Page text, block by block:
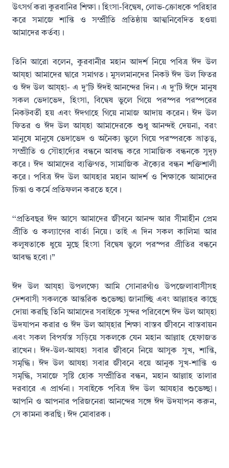
উৎসর্গ করা কুরবানির শিক্ষা। হিংসা-বিদ্বেষ, লোভ-ক্রোধকে পরিহার
করে সমাজে শান্তি ও সম্প্রীতি প্রতিষ্ঠায় আত্মনিবেদিত হওয়া
আমাদের কর্তব্য।
তিনি আরো বলেন, কুরবানীর মহান আদর্শ নিয়ে পবিত্র ঈদ উল
আয্হা আমাদের দ্বারে সমাগত। মুসলমানদের নিকট ঈদ উল ফিতর
ও ঈদ উল আয্হা- এ দু’টি ঈদই আনন্দের দিন। এ দু‘টি ঈদে মানুষ
সকল ভেদাভেদ, হিংসা, বিদ্বেষ ভুলে গিয়ে পরস্পর পরস্পরের
নিকটবর্তী হয় এবং ঈদগাহে গিয়ে নামাজ আদায় করেন। ঈদ উল
ফিতর ও ঈদ উল আয্হা আমাদেরকে শুধু আনন্দই দেয়না, বরং
মানুষে মানুষে ভেদাভেদ ও অনৈক্য ভুলে গিয়ে পরস্পরকে ভ্রাতৃত্ব,
সম্প্রীতি ও সৌহার্দ্যের বন্ধনে আবদ্ধ করে সামাজিক বন্ধনকে সুদৃঢ়
করে। ঈদ আমাদের ব্যক্তিগত, সামাজিক ঐক্যের বন্ধন শক্তিশালী
করে। পবিত্র ঈদ উল আযহার মহান আদর্শ ও শিক্ষাকে আমাদের
চিন্তা ও কর্মে প্রতিফলন করতে হবে।
‘‘প্রতিবছর ঈদ আসে আমাদের জীবনে আনন্দ আর সীমাহীন প্রেম
প্রীতি ও কল্যাণের বার্তা নিয়ে। তাই এ দিন সকল কালিমা আর
কলুষতাকে ধুয়ে মুছে হিংসা বিদ্বেষ ভুলে পরস্পর প্রীতির বন্ধনে
আবদ্ধ হবো।”
ঈদ উল আয্হা উপলক্ষ্যে আমি সোনারগাঁও উপজেলাবাসীসহ
দেশবাসী সকলকে আন্তরিক শুভেচ্ছা জানাচ্ছি এবং আল্লাহর কাছে
দোয়া করছি তিনি আমাদের সবাইকে সুন্দর পরিবেশে ঈদ উল আয্হা
উদযাপন করার ও ঈদ উল আয্হার শিক্ষা বাস্তব জীবনে বাস্তবায়ন
এবং সকল বিপর্যস্ত সড়িয়ে সকলকে যেন মহান আল্লাহ হেফাজত
রাখেন। ঈদ-উল-আযহা সবার জীবনে নিয়ে আসুক সুখ, শান্তি,
সমৃদ্ধি। ঈদ উল আযহা সবার জীবনে বয়ে আনুক সুখ-শান্তি ও
সমৃদ্ধি, সমাজে সৃষ্টি হোক সম্প্রীতির বন্ধন, মহান আল্লাহ তালার
দরবারে এ প্রার্থনা। সবাইকে পবিত্র ঈদ উল আযহার শুভেচ্ছা।
আপনি ও আপনার পরিজনেরা আনন্দের সঙ্গে ঈদ উদযাপন করুন,
সে কামনা করছি। ঈদ মোবারক।